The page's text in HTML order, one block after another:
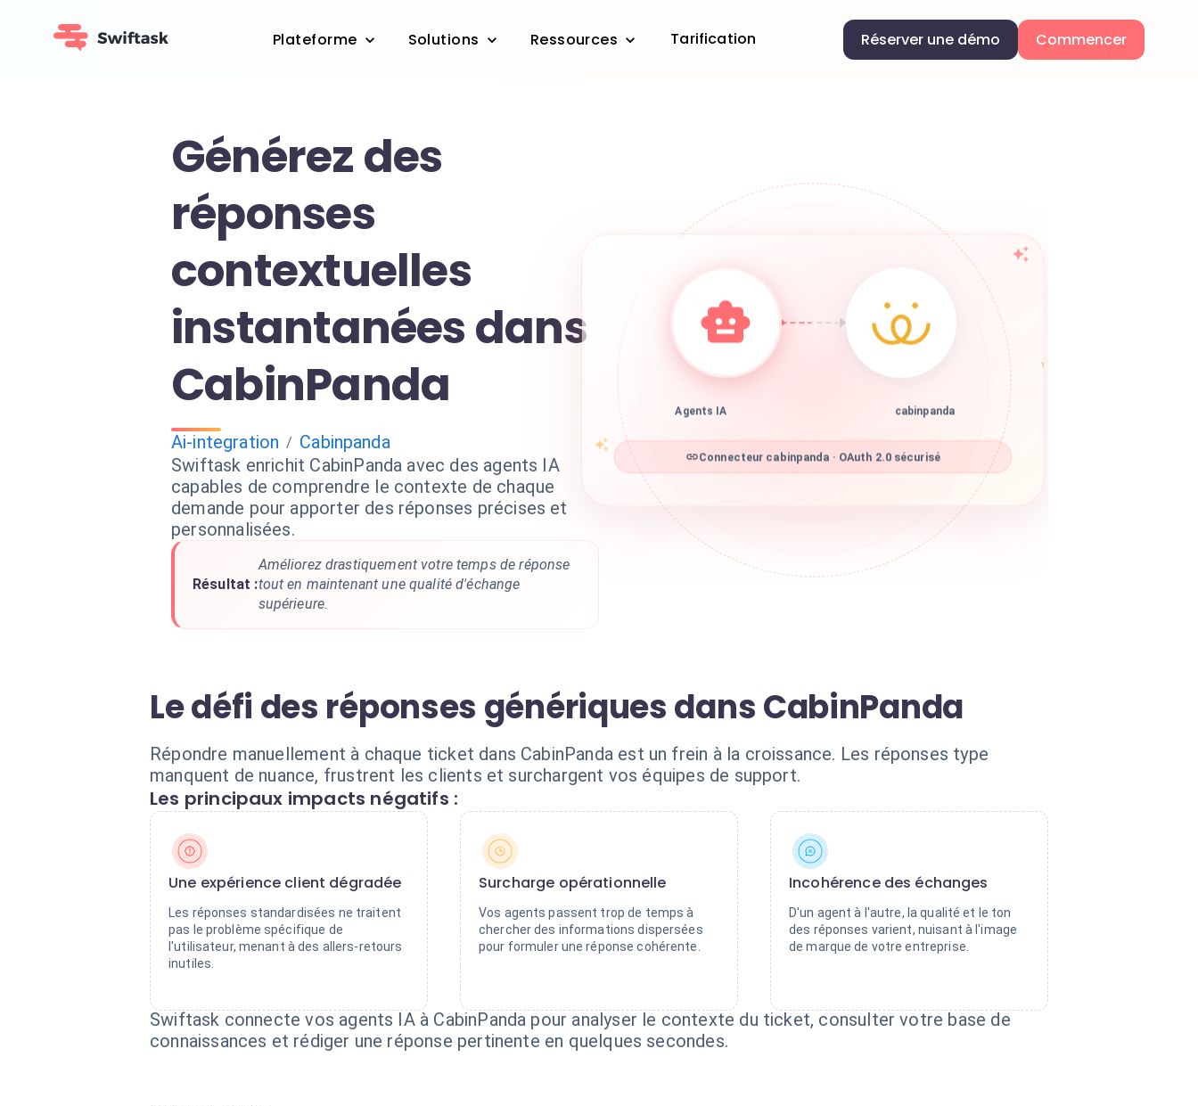
Plateforme Solutions Ressources Tarification Réserver une démo Commencer
Générez des
réponses
contextuelles
instantanées dans
CabinPanda
Ai-integration / Cabinpanda
Swiftask enrichit CabinPanda avec des agents IA
capables de comprendre le contexte de chaque
demande pour apporter des réponses précises et
personnalisées.
Résultat :
Améliorez drastiquement votre temps de réponse
tout en maintenant une qualité d'échange
supérieure.
Agents IA cabinpanda
Connecteur cabinpanda · OAuth 2.0 sécurisé
Le défi des réponses génériques dans CabinPanda
Répondre manuellement à chaque ticket dans CabinPanda est un frein à la croissance. Les réponses type
manquent de nuance, frustrent les clients et surchargent vos équipes de support.
Les principaux impacts négatifs :
Une expérience client dégradée
Les réponses standardisées ne traitent
pas le problème spécifique de
l'utilisateur, menant à des allers-retours
inutiles.
Surcharge opérationnelle
Vos agents passent trop de temps à
chercher des informations dispersées
pour formuler une réponse cohérente.
Incohérence des échanges
D'un agent à l'autre, la qualité et le ton
des réponses varient, nuisant à l'image
de marque de votre entreprise.
Swiftask connecte vos agents IA à CabinPanda pour analyser le contexte du ticket, consulter votre base de
connaissances et rédiger une réponse pertinente en quelques secondes.